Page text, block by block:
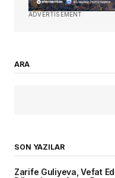
ADVERTISEMENT
ARA
SON YAZILAR
Zarife Guliyeva, Vefat